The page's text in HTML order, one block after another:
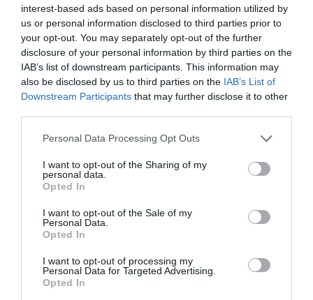
interest-based ads based on personal information utilized by
us or personal information disclosed to third parties prior to
your opt-out. You may separately opt-out of the further
disclosure of your personal information by third parties on the
IAB’s list of downstream participants. This information may
also be disclosed by us to third parties on the IAB’s List of
Downstream Participants that may further disclose it to other
Please note that this website/app uses one or more Google
not limited to your visit or usage behaviour. You may click to
grant or deny consent to Google and its third-party tags to
use your data for below specified purposes in below Google
consent section.
Personal Data Processing Opt Outs
I want to opt-out of the Sharing of my
personal data.
Opted In
I want to opt-out of the Sale of my
Personal Data.
Opted In
I want to opt-out of processing my
Personal Data for Targeted Advertising.
Opted In
hívja fel magára a figyelmet, hanem azzal
is, ahogyan a fenntarthatóság kérdéséhez
viszonyul. Nagy Szabolcs, az étterem séfje
szerint a…